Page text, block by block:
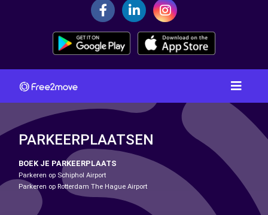
PARKEERPLAATSEN
BOEK JE PARKEERPLAATS
Parkeren op Schiphol Airport
Parkeren op Rotterdam The Hague Airport